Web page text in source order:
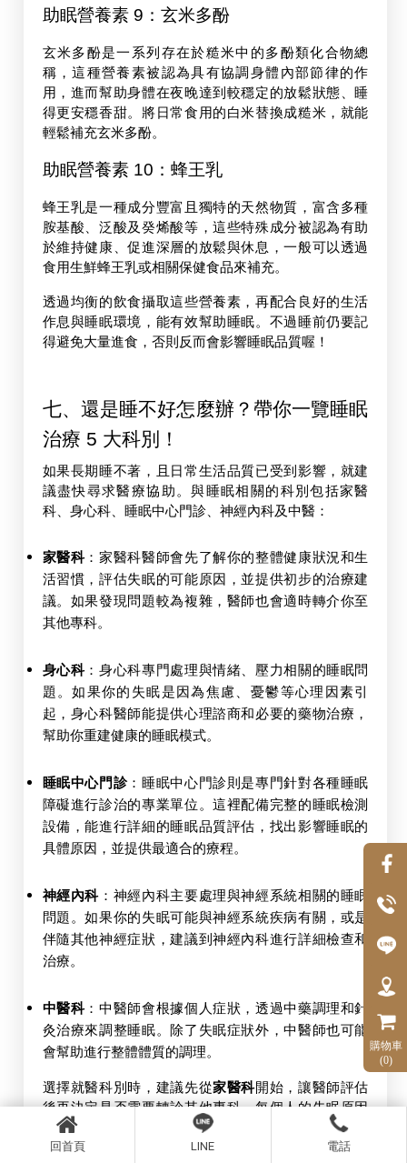
助眠營養素 9：玄米多酚
玄米多酚是一系列存在於糙米中的多酚類化合物總
稱，這種營養素被認為具有協調身體內部節律的作
用，進而幫助身體在夜晚達到較穩定的放鬆狀態、睡
得更安穩香甜。將日常食用的白米替換成糙米，就能
輕鬆補充玄米多酚。
助眠營養素 10：蜂王乳
蜂王乳是一種成分豐富且獨特的天然物質，富含多種
胺基酸、泛酸及癸烯酸等，這些特殊成分被認為有助
於維持健康、促進深層的放鬆與休息，一般可以透過
食用生鮮蜂王乳或相關保健食品來補充。
透過均衡的飲食攝取這些營養素，再配合良好的生活
作息與睡眠環境，能有效幫助睡眠。不過睡前仍要記
得避免大量進食，否則反而會影響睡眠品質喔！
七、還是睡不好怎麼辦？帶你一覽睡眠
治療 5 大科別！
如果長期睡不著，且日常生活品質已受到影響，就建
議盡快尋求醫療協助。與睡眠相關的科別包括家醫
科、身心科、睡眠中心門診、神經內科及中醫：
家醫科：家醫科醫師會先了解你的整體健康狀況和生
活習慣，評估失眠的可能原因，並提供初步的治療建
議。如果發現問題較為複雜，醫師也會適時轉介你至
其他專科。
身心科：身心科專門處理與情緒、壓力相關的睡眠問
題。如果你的失眠是因為焦慮、憂鬱等心理因素引
起，身心科醫師能提供心理諮商和必要的藥物治療，
幫助你重建健康的睡眠模式。
睡眠中心門診：睡眠中心門診則是專門針對各種睡眠
障礙進行診治的專業單位。這裡配備完整的睡眠檢測
設備，能進行詳細的睡眠品質評估，找出影響睡眠的
具體原因，並提供最適合的療程。
神經內科 ：神經內科主要處理與神經系統相關的睡眠
問題。如果你的失眠可能與神經系統疾病有關，或是
伴隨其他神經症狀，建議到神經內科進行詳細檢查和
治療。
中醫科：中醫師會根據個人症狀，透過中藥調理和針
灸治療來調整睡眠。除了失眠症狀外，中醫師也可能
會幫助進行整體體質的調理。
選擇就醫科別時，建議先從家醫科開始，讓醫師評估
後再決定是否需要轉診其他專科。每個人的失眠原因
不同，找到最適合自己的治療方式才能有效改善問
題。
回首頁 LINE 電話
購物車
(0)